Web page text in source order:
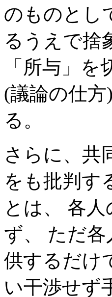
のものとし
るうえで捨
「所与」
(議論の仕
る。
さらに、共
をも批判す
とは、 各
ず、 ただ
供するだけ
い干渉せず